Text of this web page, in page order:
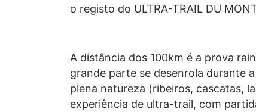
o registo do ULTRA-TRAIL DU
A distância dos 100km é a prova
grande parte se desenrola durante
plena natureza (ribeiros, cascatas,
experiência de ultra-trail, com